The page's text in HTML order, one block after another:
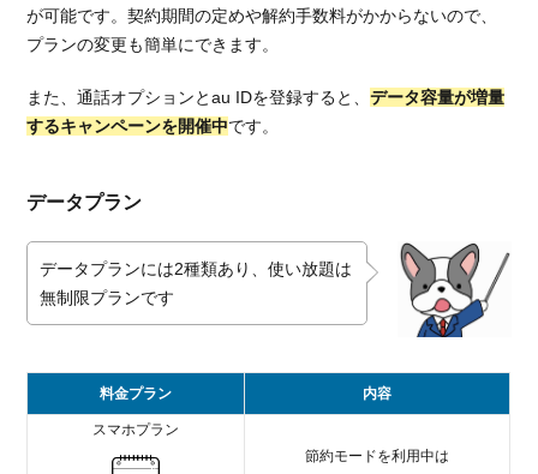
が可能です。契約期間の定めや解約手数料がかからないので、
プランの変更も簡単にできます。
また、通話オプションとau IDを登録すると、データ容量が増量
するキャンペーンを開催中です。
データプラン
データプランには2種類あり、使い放題は
無制限プランです
料金プラン 内容
スマホプラン
節約モードを利用中は